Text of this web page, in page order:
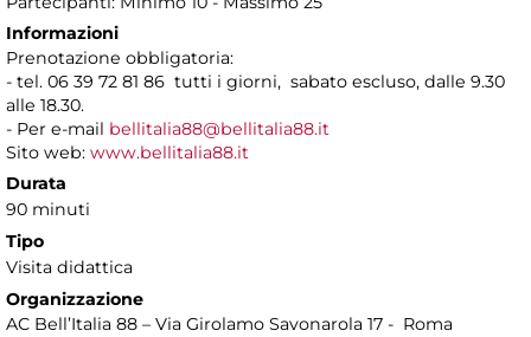
Informazioni
Prenotazione obbligatoria:
- tel. 06 39 72 81 86 tutti i giorni, sabato escluso, dalle 9.30
alle 18.30.
- Per e-mail bellitalia88@bellitalia88.it
Sito web: www.bellitalia88.it
Durata
90 minuti
Tipo
Visita didattica
Organizzazione
AC Bell’Italia 88 – Via Girolamo Savonarola 17 - Roma